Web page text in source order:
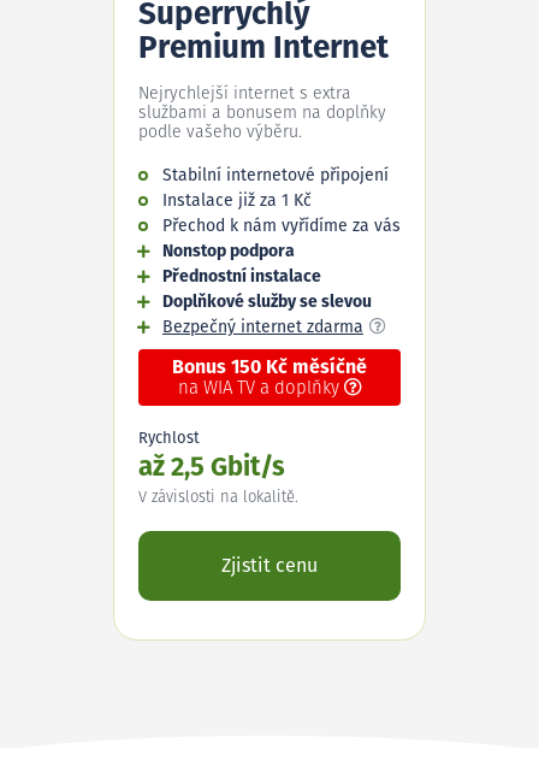
Superrychlý
Premium Internet
Nejrychlejší internet s extra
službami a bonusem na doplňky
podle vašeho výběru.
Stabilní internetové připojení
Instalace již za 1 Kč
Přechod k nám vyřídíme za vás
Nonstop podpora
Přednostní instalace
Doplňkové služby se slevou
Bezpečný internet zdarma
Bonus 150 Kč měsíčně
na WIA TV a doplňky
Rychlost
až 2,5 Gbit/s
V závislosti na lokalitě.
Zjistit cenu